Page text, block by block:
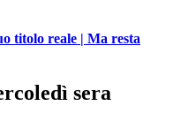
titolo reale | Ma resta
sera